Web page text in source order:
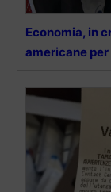
Economia, in
americane per